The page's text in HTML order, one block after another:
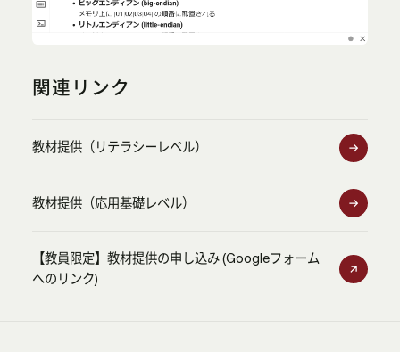
関連リンク
教材提供（リテラシーレベル）
教材提供（応用基礎レベル）
【教員限定】教材提供の申し込み (Googleフォーム
へのリンク)